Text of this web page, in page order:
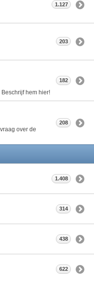
1.127
203
hem hier!
182
over de
208
1.408
314
438
622